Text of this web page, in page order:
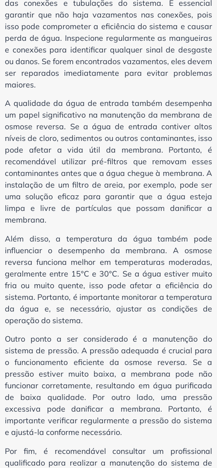
das conexões e tubulações do sistema. É essencial
garantir que não haja vazamentos nas conexões, pois
isso pode comprometer a eficiência do sistema e causar
perda de água. Inspecione regularmente as mangueiras
e conexões para identificar qualquer sinal de desgaste
ou danos. Se forem encontrados vazamentos, eles devem
ser reparados imediatamente para evitar problemas
maiores.
A qualidade da água de entrada também desempenha
um papel significativo na manutenção da membrana de
osmose reversa. Se a água de entrada contiver altos
níveis de cloro, sedimentos ou outros contaminantes, isso
pode afetar a vida útil da membrana. Portanto, é
recomendável utilizar pré-filtros que removam esses
contaminantes antes que a água chegue à membrana. A
instalação de um filtro de areia, por exemplo, pode ser
uma solução eficaz para garantir que a água esteja
limpa e livre de partículas que possam danificar a
membrana.
Além disso, a temperatura da água também pode
influenciar o desempenho da membrana. A osmose
reversa funciona melhor em temperaturas moderadas,
geralmente entre 15°C e 30°C. Se a água estiver muito
fria ou muito quente, isso pode afetar a eficiência do
sistema. Portanto, é importante monitorar a temperatura
da água e, se necessário, ajustar as condições de
operação do sistema.
Outro ponto a ser considerado é a manutenção do
sistema de pressão. A pressão adequada é crucial para
o funcionamento eficiente da osmose reversa. Se a
pressão estiver muito baixa, a membrana pode não
funcionar corretamente, resultando em água purificada
de baixa qualidade. Por outro lado, uma pressão
excessiva pode danificar a membrana. Portanto, é
importante verificar regularmente a pressão do sistema
e ajustá-la conforme necessário.
Por fim, é recomendável consultar um profissional
qualificado para realizar a manutenção do sistema de